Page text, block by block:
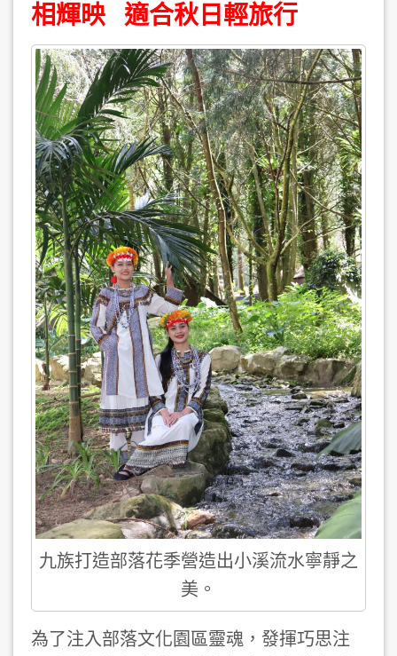
相輝映 適合秋日輕旅行
九族打造部落花季營造出小溪流水寧靜之
美。
為了注入部落文化園區靈魂，發揮巧思注